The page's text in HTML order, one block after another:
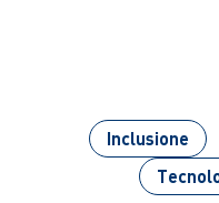
Inclusione